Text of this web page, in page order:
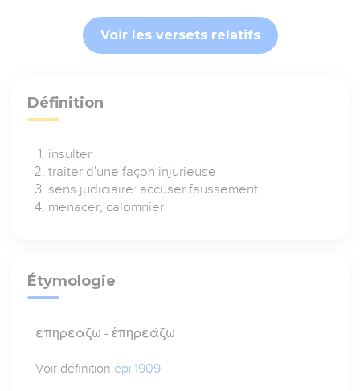
Voir les versets relatifs
Définition
insulter
traiter d'une façon injurieuse
sens judiciaire: accuser faussement
menacer, calomnier
Étymologie
επηρεαζω - ἐπηρεάζω
Voir définition epi 1909